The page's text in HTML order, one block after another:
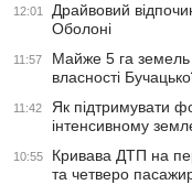
12:01
Драйвовий
Оболоні
11:57
Майже 5 га земель
власності
11:42
Як підтримувати
інтенсивному
10:55
Кривава ДТП на
та четверо